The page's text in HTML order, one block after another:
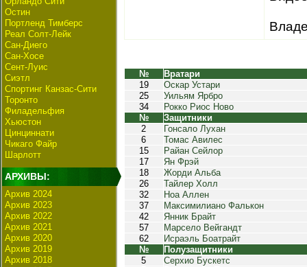
Остин
Портленд Тимберс
Реал Солт-Лейк
Сан-Диего
Сан-Хосе
Сент-Луис
Сиэтл
Спортинг Канзас-Сити
Торонто
Филадельфия
Хьюстон
Цинциннати
Чикаго Файр
Шарлотт
АРХИВЫ:
Архив 2024
Архив 2023
Архив 2022
Архив 2021
Архив 2020
Архив 2019
Архив 2018
№
Вратари
19
Оскар Устари
25
Уильям Ярбро
34
Рокко Риос Ново
№
Защитники
2
Гонсало Лухан
6
Томас Авилес
15
Райан Сейлор
17
Ян Фрэй
18
Жорди Альба
26
Тайлер Холл
32
Ноа Аллен
37
Максимилиано Фалькон
42
Янник Брайт
57
Марсело Вейгандт
62
Исраэль Боатрайт
№
Полузащитники
5
Серхио Бускетс